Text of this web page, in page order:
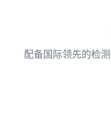
配备国际领先的检